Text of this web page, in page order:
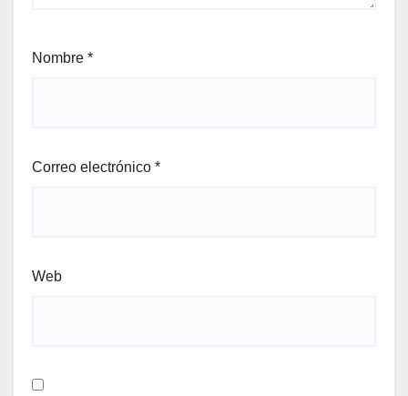
Nombre *
Correo electrónico *
Web